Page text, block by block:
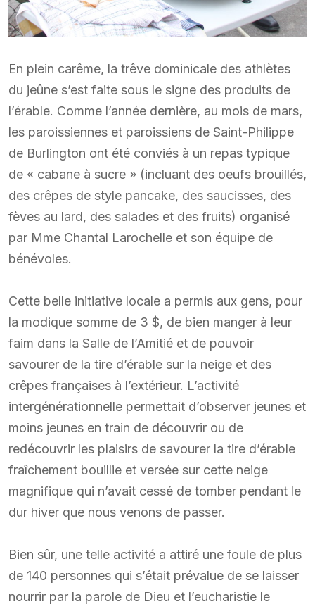
En plein carême, la trêve dominicale des athlètes
du jeûne s’est faite sous le signe des produits de
l’érable. Comme l’année dernière, au mois de mars,
les paroissiennes et paroissiens de Saint-Philippe
de Burlington ont été conviés à un repas typique
de « cabane à sucre » (incluant des oeufs brouillés,
des crêpes de style pancake, des saucisses, des
fèves au lard, des salades et des fruits) organisé
par Mme Chantal Larochelle et son équipe de
bénévoles.
Cette belle initiative locale a permis aux gens, pour
la modique somme de 3 $, de bien manger à leur
faim dans la Salle de l’Amitié et de pouvoir
savourer de la tire d’érable sur la neige et des
crêpes françaises à l’extérieur. L’activité
intergénérationnelle permettait d’observer jeunes et
moins jeunes en train de découvrir ou de
redécouvrir les plaisirs de savourer la tire d’érable
fraîchement bouillie et versée sur cette neige
magnifique qui n’avait cessé de tomber pendant le
dur hiver que nous venons de passer.
Bien sûr, une telle activité a attiré une foule de plus
de 140 personnes qui s’était prévalue de se laisser
nourrir par la parole de Dieu et l’eucharistie le